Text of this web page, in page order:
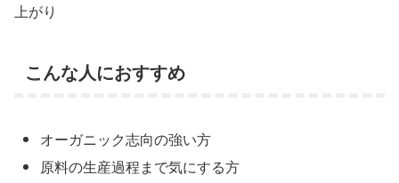
上がり
こんな人におすすめ
オーガニック志向の強い方
原料の生産過程まで気にする方